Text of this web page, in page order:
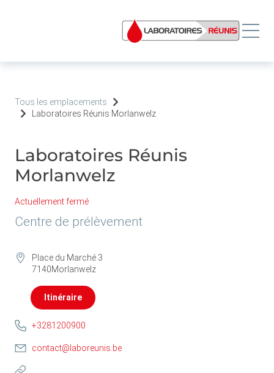
Tous les emplacements
Laboratoires Réunis Morlanwelz
Laboratoires Réunis
Morlanwelz
Actuellement fermé
Centre de prélèvement
Place du Marché 3
7140Morlanwelz
Itinéraire
+3281200900
contact@laboreunis.be